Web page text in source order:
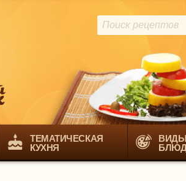
ТЕМАТИЧЕСКАЯ
КУХНЯ
ВИДЫ